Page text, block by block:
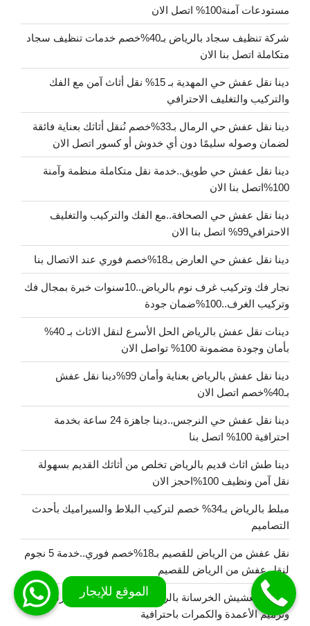
مستودعات آمنة100% اتصل الان
شركة تنظيف سجاد بالرياض بـ40%خصم خدمات تنظيف سجاد
متكاملة اتصل بنا الان
دينا نقل عفش حي المهدية بـ 15% نقل أثاث آمن مع الفك
والتركيب والتغليف الاحترافي
دينا نقل عفش حي الرمال بـ33%خصم نُنقل أثاثك بعناية فائقة
لضمان وصوله سليمًا دون أي خدوش أو كسور اتصل الان
دينا نقل عفش حي طويق..خدمة نقل متكاملة منظمة وآمنة
100%اتصل بنا الان
دينا نقل عفش حي الصحافة..مع الفك والتركيب والتغليف
الاحترافي99% اتصل بنا الان
دينا نقل عفش حي العارض بـ18%خصم فوري عند الاتصال بنا
نجار فك وتركيب غرف نوم بالرياض..10سنوات خبرة بمجال فك
وتركيب الغرف..100%ضمان جودة
دينات نقل عفش بالرياض الحل الأسرع لنقل الاثاث بـ 40%
بأمان وجودة مضمونة 100% تواصل الان
دينا نقل عفش بالرياض بعناية وأمان 99%دينا نقل عفش
بـ40%خصم اتصل الان
دينا نقل عفش حي النرجس..دينا جاهزة 24 ساعة بخدمة
احترافية 100% اتصل بنا
دينا طش اثاث قديم بالرياض تخلص من أثاثك القديم بسهولة
نقل آمن ونظيف 100%احجز الان
مبلط بالرياض بـ34% خصم لتركيب البلاط والسيراميك بأحدث
التصاميم
نقل عفش من الرياض للقصيم بـ18%خصم فوري..خدمة 5 نجوم
لنقل عفش من الرياض للقصيم
معالجة تعشيش الخرسانة بالرياض- إصلاح العيوب الخرسانية
وترميم الأعمدة والكمرات باحترافية